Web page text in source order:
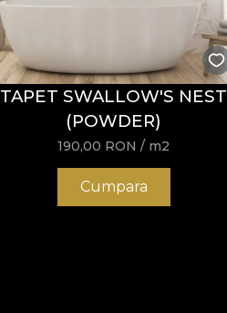
TAPET SWALLOW'S NEST
(POWDER)
190,00 RON / m2
Cumpara